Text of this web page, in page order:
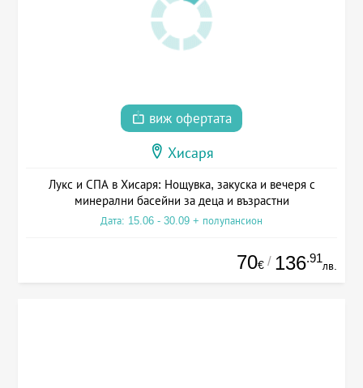
виж офертата
Хисаря
Лукс и СПА в Хисаря: Нощувка, закуска и вечеря с
минерални басейни за деца и възрастни
Дата: 15.06 - 30.09 + полупансион
70€ / 136.91
лв.